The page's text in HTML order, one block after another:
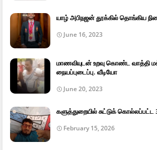
யாழ் அபிநஜன் தூக்கில் தொங்கிய
June 16, 2023
மாணவியுடன் உறவு கொண்ட வாத்தி
நையப்புடைப்பு. வீடியோ
June 20, 2023
களுத்துறையில் சுட்டுக்
February 15, 2026